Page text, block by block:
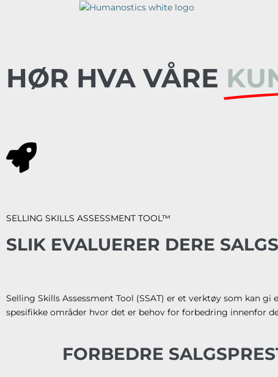
HØR HVA VÅRE
SELLING SKILLS ASSESSMENT TOOL™
SLIK EVALUERER DERE
Selling Skills Assessment Tool (SSAT) er et verktøy som kan
spesifikke områder hvor det er behov for forbedring innenfor
FORBEDRE